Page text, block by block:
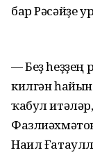
бар Рәсәйҙе
— Беҙ һеҙҙең
килгән
ҡабул
Наил